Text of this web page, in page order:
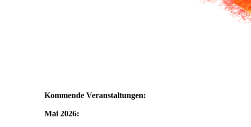
Kommende Veranstaltungen:
Mai 2026: